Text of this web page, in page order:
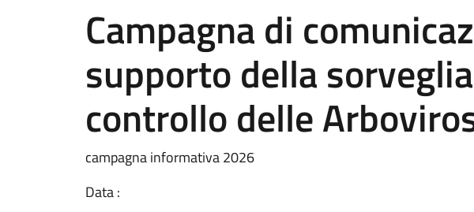
Campagna di
supporto della
controllo delle
campagna informativa 2026
Data :